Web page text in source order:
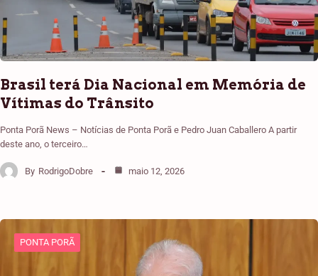
Brasil terá Dia Nacional em Memória de
Vítimas do Trânsito
Ponta Porã News – Notícias de Ponta Porã e Pedro Juan Caballero A partir
deste ano, o terceiro…
By RodrigoDobre maio 12, 2026
PONTA PORÃ